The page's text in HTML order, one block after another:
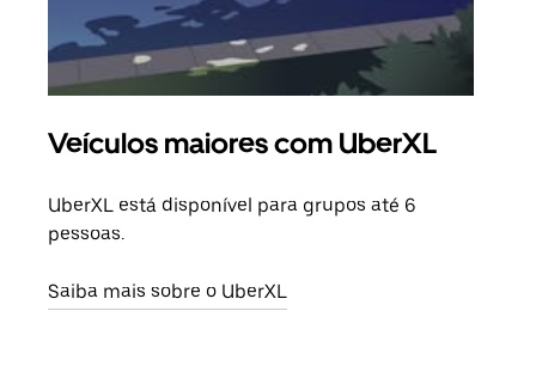
Veículos maiores com UberXL
UberXL está disponível para grupos até 6
pessoas.
Saiba mais sobre o UberXL